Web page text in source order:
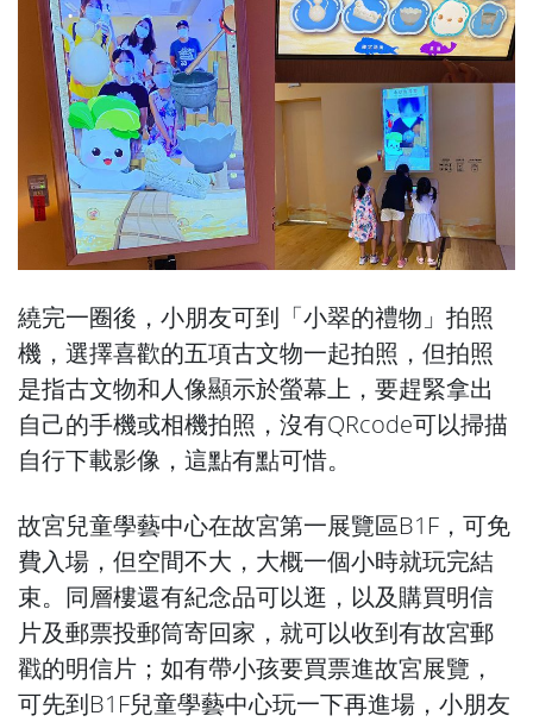
繞完一圈後，小朋友可到「小翠的禮物」拍照
機，選擇喜歡的五項古文物一起拍照，但拍照
是指古文物和人像顯示於螢幕上，要趕緊拿出
自己的手機或相機拍照，沒有QRcode可以掃描
自行下載影像，這點有點可惜。
故宮兒童學藝中心在故宮第一展覽區B1F，可免
費入場，但空間不大，大概一個小時就玩完結
束。同層樓還有紀念品可以逛，以及購買明信
片及郵票投郵筒寄回家，就可以收到有故宮郵
戳的明信片；如有帶小孩要買票進故宮展覽，
可先到B1F兒童學藝中心玩一下再進場，小朋友